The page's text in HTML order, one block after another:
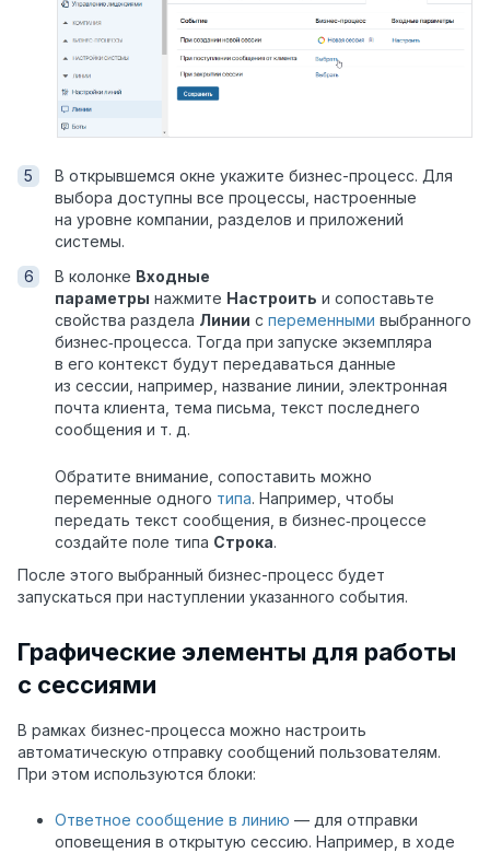
В открывшемся окне укажите бизнес-процесс. Для
выбора доступны все процессы, настроенные
на уровне компании, разделов и приложений
системы.
В колонке Входные
параметры нажмите Настроить и сопоставьте
свойства раздела Линии с переменными выбранного
бизнес‑процесса. Тогда при запуске экземпляра
в его контекст будут передаваться данные
из сессии, например, название линии, электронная
почта клиента, тема письма, текст последнего
сообщения и т. д.
Обратите внимание, сопоставить можно
переменные одного типа. Например, чтобы
передать текст сообщения, в бизнес‑процессе
создайте поле типа Строка.
После этого выбранный бизнес-процесс будет
запускаться при наступлении указанного события.
Графические элементы для работы
с сессиями
В рамках бизнес-процесса можно настроить
автоматическую отправку сообщений пользователям.
При этом используются блоки:
Ответное сообщение в линию — для отправки
оповещения в открытую сессию. Например, в ходе